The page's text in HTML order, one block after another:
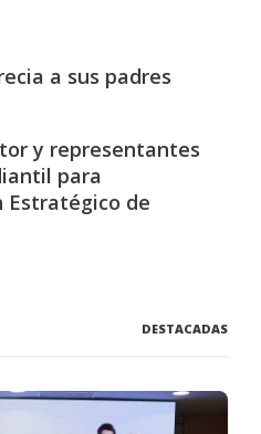
a sus padres
y representantes
para
Estratégico de
DESTACADAS